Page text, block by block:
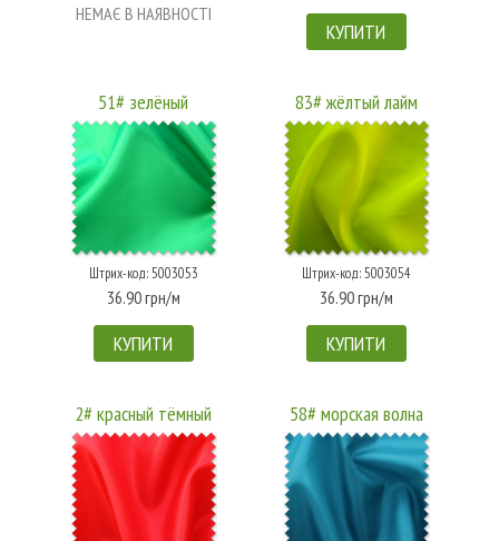
НЕМАЄ В НАЯВНОСТІ
КУПИТИ
51# зелёный
Штрих-код: 5003053
36.90 грн/м
КУПИТИ
83# жёлтый лайм
Штрих-код: 5003054
36.90 грн/м
КУПИТИ
2# красный тёмный 58# морская волна